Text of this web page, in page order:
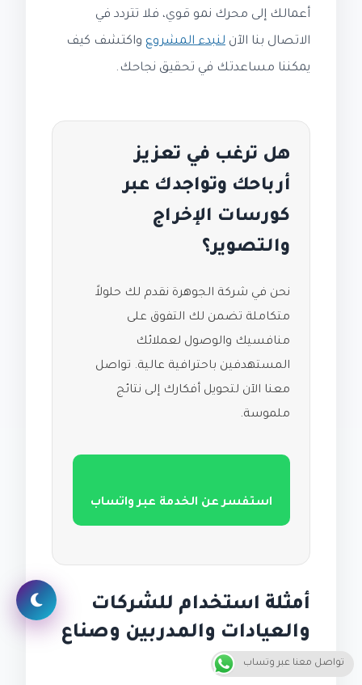
أعمالك إلى محرك نمو قوي، فلا تتردد في
الاتصال بنا الآن لنبدء المشروع واكتشف كيف
يمكننا مساعدتك في تحقيق نجاحك.
هل ترغب في تعزيز
أرباحك وتواجدك عبر
كورسات الإخراج
والتصوير؟
نحن في شركة الجوهرة نقدم لك حلولاً
متكاملة تضمن لك التفوق على
منافسيك والوصول لعملائك
المستهدفين باحترافية عالية. تواصل
معنا الآن لتحويل أفكارك إلى نتائج
ملموسة.
استفسر عن الخدمة عبر واتساب
أمثلة استخدام للشركات
والعيادات والمدربين وصناع
المحتوى
تواصل معنا عبر وتساب